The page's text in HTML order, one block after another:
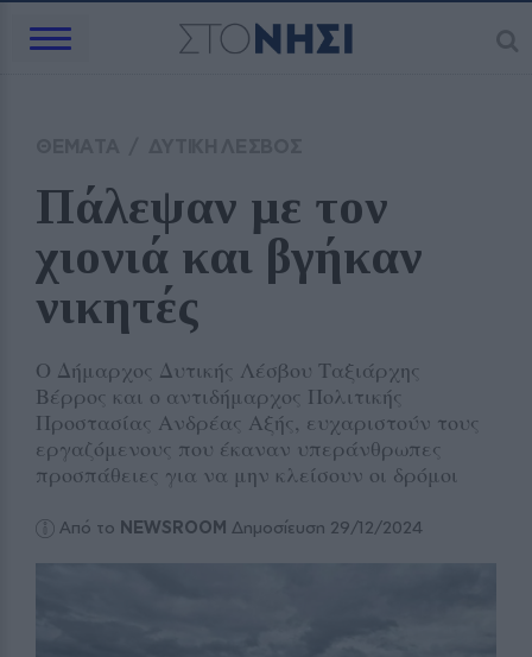
Πάλεψαν με τον
χιονιά και βγήκαν
νικητές
Ο Δήμαρχος Δυτικής Λέσβου Ταξιάρχης
Βέρρος και ο αντιδήμαρχος Πολιτικής
Προστασίας Ανδρέας Αξής, ευχαριστούν τους
εργαζόμενους που έκαναν υπεράνθρωπες
προσπάθειες για να μην κλείσουν οι δρόμοι
Από το NEWSROOM Δημοσίευση 29/12/2024